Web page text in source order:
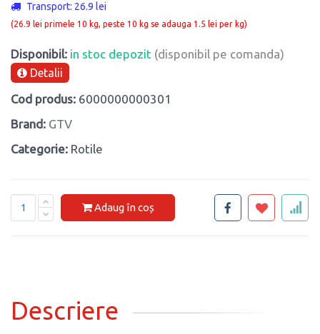
Transport: 26.9 lei
(26.9 lei primele 10 kg, peste 10 kg se adauga 1.5 lei per kg)
Disponibil: in stoc depozit (disponibil pe comanda)
Detalii
Cod produs: 6000000000301
Brand: GTV
Categorie: Rotile
Adaug în coș
Descriere